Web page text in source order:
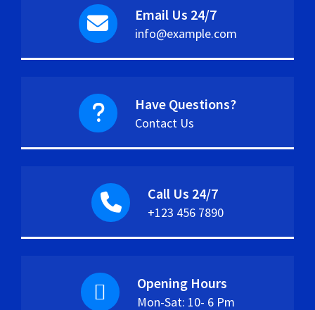
Email Us 24/7
info@example.com
Have Questions?
Contact Us
Call Us 24/7
+123 456 7890
Opening Hours
Mon-Sat: 10- 6 Pm